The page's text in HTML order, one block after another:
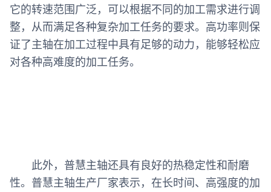
它的转速范围广泛，可以根据不同的加工需求进行调
整，从而满足各种复杂加工任务的要求。高功率则保
证了主轴在加工过程中具有足够的动力，能够轻松应
对各种高难度的加工任务。
此外，普慧主轴还具有良好的热稳定性和耐磨
性。普慧主轴生产厂家表示，在长时间、高强度的加